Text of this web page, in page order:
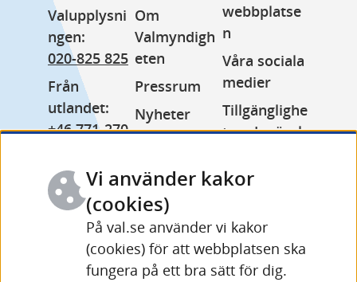
Valupplysni
ngen:
020-825 825
Från
utlandet:
+46 771-270
Växel:
010-575 70
kontaktuppg
Om
Valmyndigh
eten
Pressrum
Nyheter
Minoritetss
pråk
Other
languages
webbplatse
n
Våra sociala
medier
Tillgänglighe
tsredogörels
Kakor
Behandling
av
personuppgi
Vi använder kakor
(cookies)
På val.se använder vi kakor
(cookies) för att webbplatsen ska
fungera på ett bra sätt för dig.